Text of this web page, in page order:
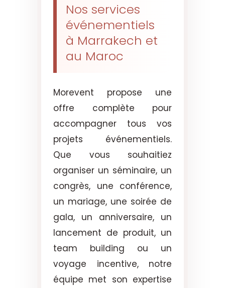
Nos services
événementiels
à Marrakech et
au Maroc
Morevent propose une
offre complète pour
accompagner tous vos
projets événementiels.
Que vous souhaitiez
organiser un séminaire, un
congrès, une conférence,
un mariage, une soirée de
gala, un anniversaire, un
lancement de produit, un
team building ou un
voyage incentive, notre
équipe met son expertise